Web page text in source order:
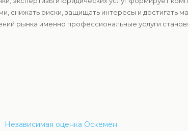
снижать риски, защищать интересы и достигать
рынка именно профессиональные услуги
Независимая оценка Оскемен